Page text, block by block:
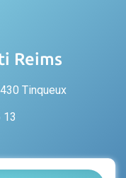
Reims
Tinqueux
13